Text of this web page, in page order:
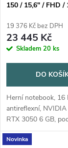
150 / 15,6" / FHD /
Gray / 2R
19 376 Kč bez DPH
23 445 Kč
Skladem 20 ks
DO
Herní notebook, 16
antireflexní, NVIDIA
RTX 3050 6 GB,
3.x, bluetooth,
výdrž baterie 2 - 4
Novinka